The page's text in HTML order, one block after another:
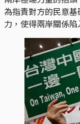
為指責對方的民意
力，使得兩岸關係